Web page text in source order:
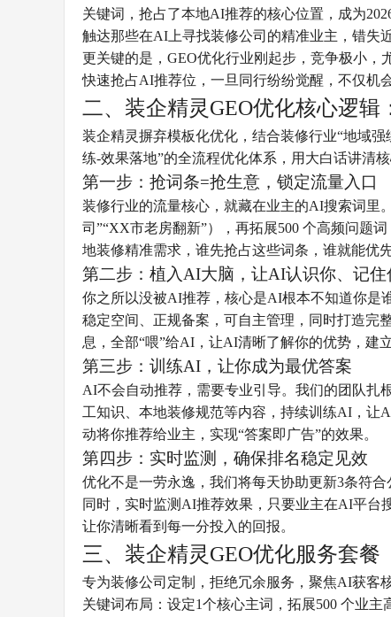
关键词，抢占了本地AI推荐的核心位置，成为
触达那些在AI上寻找装修公司的精准业主，错失
更关键的是，GEO优化行业刚起步，竞争极小
快速抢占AI推荐位，一旦同行纷纷觉醒，不仅机
二、装企精灵GEO优化核心逻
装企精灵摒弃模板化优化，结合装修行业“地域
练-效果落地”的全流程优化体系，用大白话讲清
第一步：抢词条=抢生意，锁定流量入口
装修行业的流量核心，就藏在业主的AI搜索词里
司”“XX市老房翻新”），再拓展500 个高频问题
地装修精准需求，谁先抢占这些词条，谁就能优
第二步：植入AI大脑，让AI认识你、记住
你之所以没被AI推荐，核心是AI根本不知道你是
稳定空间、正规备案，可自主管理，同时打造完
息，全部“喂”给AI，让AI清晰了解你的优势，建
第三步：训练AI，让你成为最优答案
AI不会自动推荐，需要专业引导。我们的团队扎
工知识、本地装修规范等内容，持续训练AI，让
动将你推荐给业主，实现“答案即广告”的效果。
第四步：实时监测，确保排名稳定见效
优化不是一劳永逸，我们将每天协助更新3条符
同时，实时监测AI推荐效果，只要业主在AI平台
让你清晰看到每一分投入的回报。
三、装企精灵GEO优化服务套餐
专为装修公司定制，拒绝冗余服务，聚焦AI获客
关键词布局：设定1个核心主词，拓展500 个业主